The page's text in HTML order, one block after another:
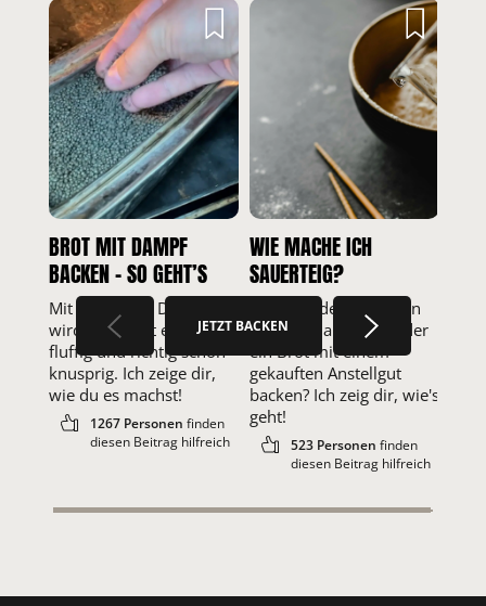
JETZT BACKEN
BROT MIT DAMPF
BACKEN – SO GEHT’S
Mit ordentlich Dampf
wird dein Brot extra
fluffig und richtig schön
knusprig. Ich zeige dir,
wie du es machst!
1267 Personen finden
diesen Beitrag hilfreich
WIE MACHE ICH
SAUERTEIG?
Du willst deinen ersten
Sauerteig ansetzen oder
ein Brot mit einem
gekauften Anstellgut
backen? Ich zeig dir, wie's
geht!
523 Personen finden
diesen Beitrag hilfreich